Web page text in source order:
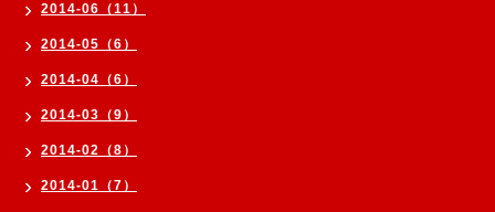
2014-06（11）
2014-05（6）
2014-04（6）
2014-03（9）
2014-02（8）
2014-01（7）